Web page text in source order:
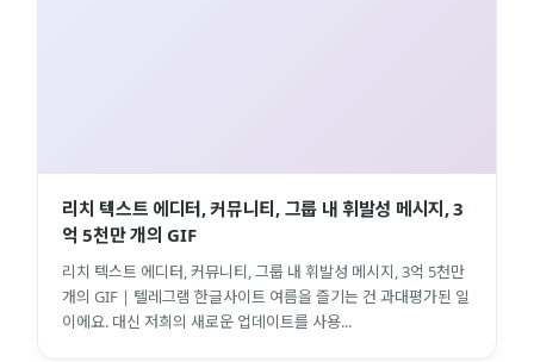
리치 텍스트 에디터, 커뮤니티, 그룹 내 휘발성 메시지, 3
억 5천만 개의 GIF
리치 텍스트 에디터, 커뮤니티, 그룹 내 휘발성 메시지, 3억 5천만
개의 GIF | 텔레그램 한글사이트 여름을 즐기는 건 과대평가된 일
이에요. 대신 저희의 새로운 업데이트를 사용...